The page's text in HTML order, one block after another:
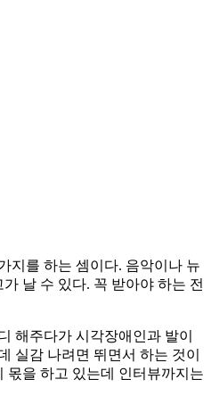
지를 하는 셈이다. 음악이나 뉴
날 수 있다. 꼭 받아야 하는 전
해주다가 시각장애인과 발이
실감 나려면 뛰면서 하는 것이
몫을 하고 있는데 인터뷰까지는